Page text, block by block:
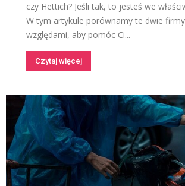
czy Hettich? Jeśli tak, to jesteś we
W tym artykule porównamy te dwie
względami, aby pomóc Ci...
Czytaj więcej